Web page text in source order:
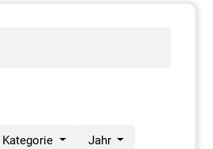
Kategorie Jahr